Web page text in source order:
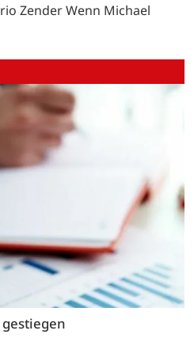
Zender Wenn Michael